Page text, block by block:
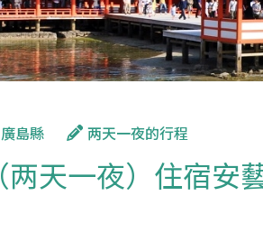
廣島縣 两天一夜的行程
（两天一夜）住宿